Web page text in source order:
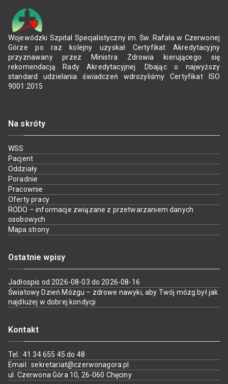
Wojewódzki Szpital Specjalistyczny im. Św. Rafała w Czerwonej
Górze po raz kolejny uzyskał Certyfikat Akredytacyjny
przyznawany przez Ministra Zdrowia kierującego się
rekomendacją Rady Akredytacyjnej. Dbając o najwyższy
standard udzielania świadczeń wdrożyliśmy Certyfikat ISO
9001:2015
Na skróty
WSS
Pacjent
Oddziały
Poradnie
Pracownie
Oferty pracy
RODO – informacje związane z przetwarzaniem danych
osobowych
Mapa strony
Ostatnie wpisy
Jadłospis od 2026-08-03 do 2026-08-16
Światowy Dzień Mózgu – zdrowe nawyki, aby Twój mózg był jak
najdłużej w dobrej kondycji
Kontakt
Tel.: 41 34 655 45 do 48
Email : sekretariat@czerwonagora.pl
ul. Czerwona Góra 10, 26-060 Chęciny